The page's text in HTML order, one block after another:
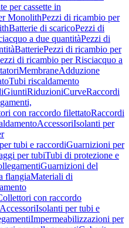
per cassette in
MonolithPezzi di ricambio per
Batterie di scaricoPezzi di
a due quantitàPezzi di
BatteriePezzi di ricambio per
di ricambio per Risciacquo a
MembraneAdduzione
Tubi riscaldamento
GiuntiRiduzioniCurveRaccordi
con raccordo filettatoRaccordi
AccessoriIsolanti per
tubi e raccordiGuarnizioni per
per tubiTubi di protezione e
Guarnizioni del
flangiaMateriali di
con raccordo
AccessoriIsolanti per tubi e
Impermeabilizzazioni per